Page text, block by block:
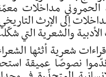
الحمروني مداخلات
إلى الإرث
والشعرية التي
قراءات شعرية أثثها
نصوصًا عميقة